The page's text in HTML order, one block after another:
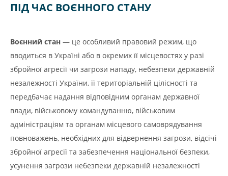
ПІД ЧАС ВОЄННОГО СТАНУ
Воєнний стан — це особливий правовий режим, що
вводиться в Україні або в окремих її місцевостях у разі
збройної агресії чи загрози нападу, небезпеки державній
незалежності України, її територіальній цілісності та
передбачає надання відповідним органам державної
влади, військовому командуванню, військовим
адміністраціям та органам місцевого самоврядування
повноважень, необхідних для відвернення загрози, відсічі
збройної агресії та забезпечення національної безпеки,
усунення загрози небезпеки державній незалежності